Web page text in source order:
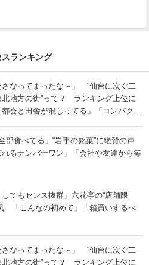
スランキング
さなってまったな～」 “仙台に次ぐ二
地方の街”って？ ランキング上位に
都会と田舎が混じってる」「コンパクト
部食べてる」“岩手の銘菓”に絶賛の声
れるナンバーワン」「会社や友達から毎
してもセンス抜群」六花亭の“店舗限
「こんなの初めて」「箱買いするべ
さなってまったな～」 “仙台に次ぐ二
地方の街”って？ ランキング上位に